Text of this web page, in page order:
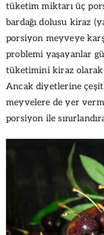
tüketim miktarı üç
bardağı dolusu kiraz
porsiyon meyveye
problemi yaşayanlar
tüketimini kiraz
Ancak diyetlerine
meyvelere de yer
porsiyon ile